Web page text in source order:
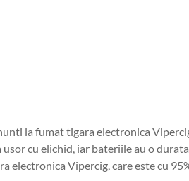
la fumat tigara electronica
usor cu elichid, iar bateriile au o
electronica Vipercig, care este cu